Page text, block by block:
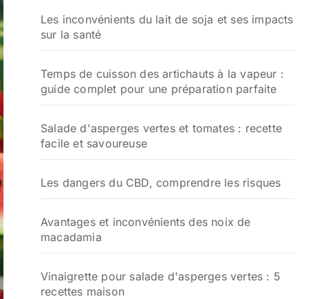
Les inconvénients du lait de soja et ses impacts
sur la santé
Temps de cuisson des artichauts à la vapeur :
guide complet pour une préparation parfaite
Salade d'asperges vertes et tomates : recette
facile et savoureuse
Les dangers du CBD, comprendre les risques
Avantages et inconvénients des noix de
macadamia
Vinaigrette pour salade d'asperges vertes : 5
recettes maison